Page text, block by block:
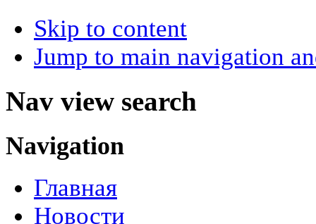
Skip to content
Jump to main navigation
Nav view search
Navigation
Главная
Новости